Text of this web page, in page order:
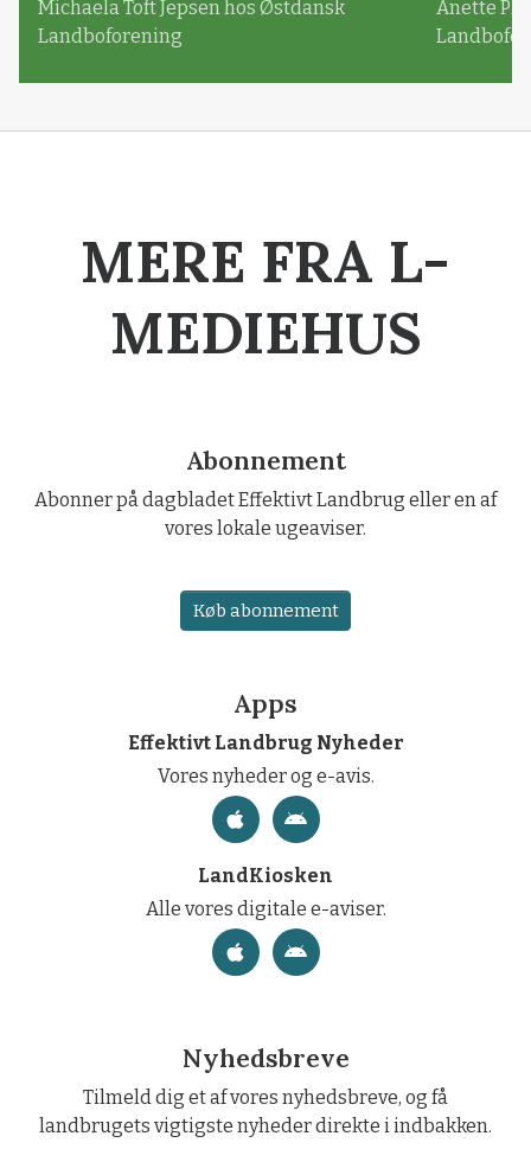
Michaela Toft Jepsen hos Østdansk
Landboforening
Anette
MERE FRA L-
MEDIEHUS
Abonnement
Abonner på dagbladet Effektivt Landbrug eller en af
vores lokale ugeaviser.
Køb abonnement
Apps
Effektivt Landbrug Nyheder
Vores nyheder og e-avis.
LandKiosken
Alle vores digitale e-aviser.
Nyhedsbreve
Tilmeld dig et af vores nyhedsbreve, og få
landbrugets vigtigste nyheder direkte i indbakken.